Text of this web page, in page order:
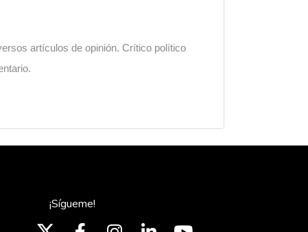
artículos de opinión. Crítico político
¡Sígueme!